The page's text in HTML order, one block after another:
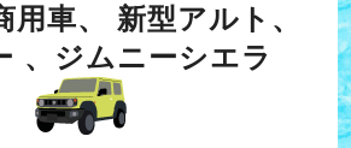
用車、 新型アルト、
、ジムニーシエラ